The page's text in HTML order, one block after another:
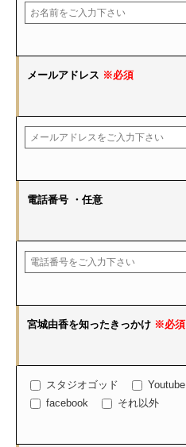
メールアドレス ※必須
電話番号 ・任意
宮城由香を知ったきっかけ ※必須
スタジオゴッド Youtube
facebook
それ以外